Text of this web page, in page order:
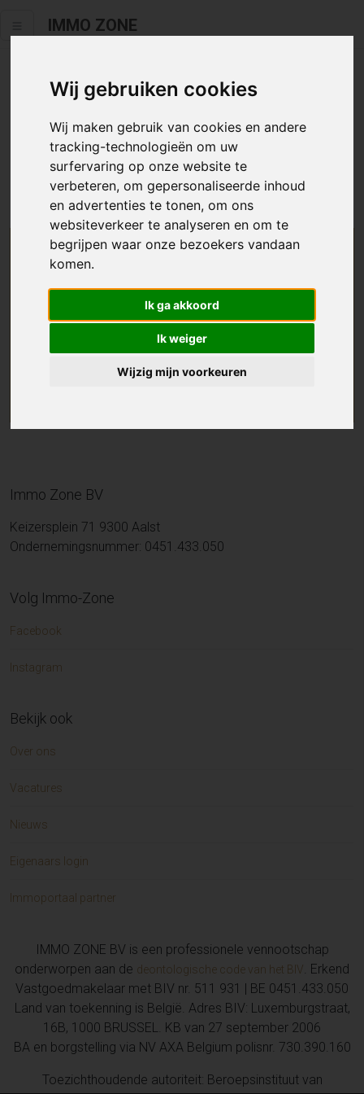
Wij gebruiken cookies
Wij maken gebruik van cookies en andere
tracking-technologieën om uw
surfervaring op onze website te
verbeteren, om gepersonaliseerde inhoud
en advertenties te tonen, om ons
websiteverkeer te analyseren en om te
begrijpen waar onze bezoekers vandaan
komen.
Ik ga akkoord
Ik weiger
Wijzig mijn voorkeuren
IMMO ZONE
Helaas staat dit zoekertje niet
meer online.
Neem zeker een kijkje in ons aanbod te koop
We helpen u graag zoeken
Maak hier een zoekprofiel aan en we houden u op
de hoogte van passend aanbod.
Immo Zone BV
Keizersplein 71 9300 Aalst
Ondernemingsnummer: 0451.433.050
Volg Immo-Zone
Facebook
Instagram
Bekijk ook
Over ons
Vacatures
Nieuws
Eigenaars login
Immoportaal partner
IMMO ZONE BV is een professionele vennootschap
onderworpen aan de deontologische code van het BIV. Erkend
Vastgoedmakelaar met BIV nr. 511 931 | BE 0451.433.050
Land van toekenning is België. Adres BIV: Luxemburgstraat,
16B, 1000 BRUSSEL. KB van 27 september 2006
BA en borgstelling via NV AXA Belgium polisnr. 730.390.160
Toezichthoudende autoriteit: Beroepsinstituut van